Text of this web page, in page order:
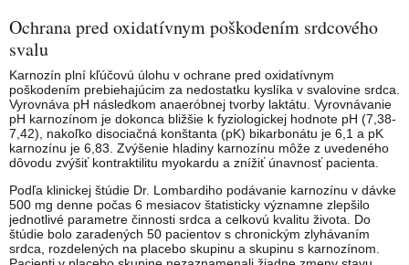
Ochrana pred oxidatívnym poškodením srdcového
svalu
Karnozín plní kľúčovú úlohu v ochrane pred oxidatívnym
poškodením prebiehajúcim za nedostatku kyslíka v svalovine srdca.
Vyrovnáva pH následkom anaeróbnej tvorby laktátu. Vyrovnávanie
pH karnozínom je dokonca bližšie k fyziologickej hodnote pH (7,38-
7,42), nakoľko disociačná konštanta (pK) bikarbonátu je 6,1 a pK
karnozínu je 6,83. Zvýšenie hladiny karnozínu môže z uvedeného
dôvodu zvýšiť kontraktilitu myokardu a znížiť únavnosť pacienta.
Podľa klinickej štúdie Dr. Lombardiho podávanie karnozínu v dávke
500 mg denne počas 6 mesiacov štatisticky významne zlepšilo
jednotlivé parametre činnosti srdca a celkovú kvalitu života. Do
štúdie bolo zaradených 50 pacientov s chronickým zlyhávaním
srdca, rozdelených na placebo skupinu a skupinu s karnozínom.